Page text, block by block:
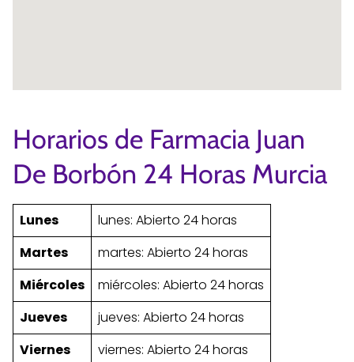
Horarios de Farmacia Juan
De Borbón 24 Horas Murcia
Lunes
lunes: Abierto 24 horas
Martes
martes: Abierto 24 horas
Miércoles
miércoles: Abierto 24 horas
Jueves
jueves: Abierto 24 horas
Viernes
viernes: Abierto 24 horas